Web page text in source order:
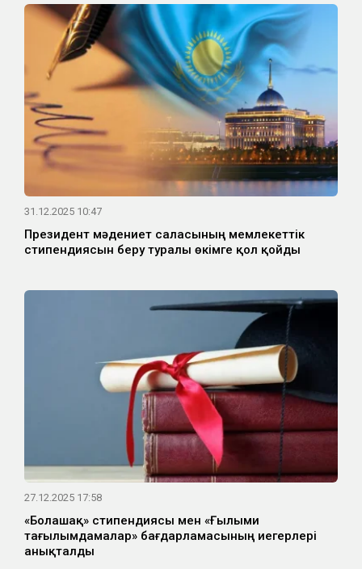
31.12.2025 10:47
Президент мәдениет саласының мемлекеттік
стипендиясын беру туралы өкімге қол қойды
27.12.2025 17:58
«Болашақ» стипендиясы мен «Ғылыми
тағылымдамалар» бағдарламасының иегерлері
анықталды